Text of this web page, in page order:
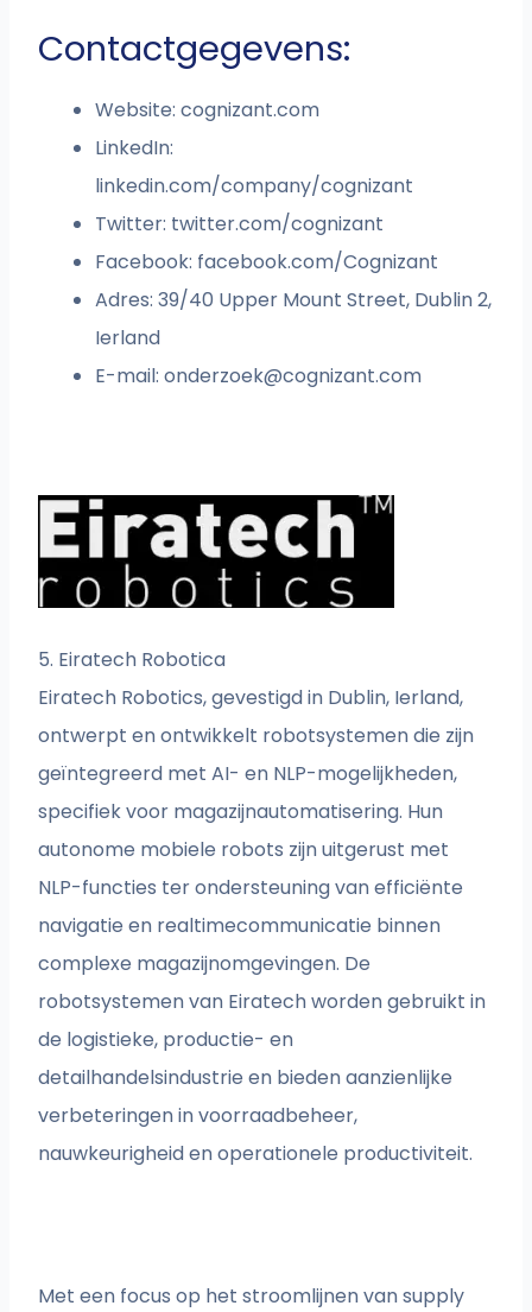
Contactgegevens:
Website: cognizant.com
LinkedIn:
linkedin.com/company/cognizant
Twitter: twitter.com/cognizant
Facebook: facebook.com/Cognizant
Adres: 39/40 Upper Mount Street, Dublin 2,
Ierland
E-mail:onderzoek@cognizant.com
5. Eiratech Robotica
Eiratech Robotics, gevestigd in Dublin, Ierland,
ontwerpt en ontwikkelt robotsystemen die zijn
geïntegreerd met AI- en NLP-mogelijkheden,
specifiek voor magazijnautomatisering. Hun
autonome mobiele robots zijn uitgerust met
NLP-functies ter ondersteuning van efficiënte
navigatie en realtimecommunicatie binnen
complexe magazijnomgevingen. De
robotsystemen van Eiratech worden gebruikt in
de logistieke, productie- en
detailhandelsindustrie en bieden aanzienlijke
verbeteringen in voorraadbeheer,
nauwkeurigheid en operationele productiviteit.
Met een focus op het stroomlijnen van supply